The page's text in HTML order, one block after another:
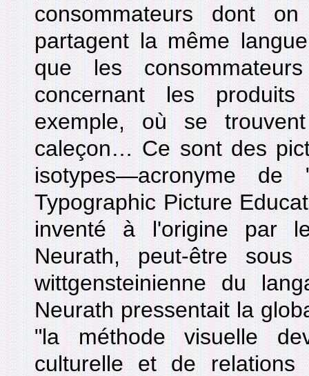
consommateurs dont
partagent la même
que les
concernant les
exemple, où se
caleçon… Ce sont des
isotypes—acronyme de
Typographic Picture
inventé à l'origine par
Neurath, peut-être
wittgensteinienne du
Neurath pressentait la
"la méthode visuelle
culturelle et de relations